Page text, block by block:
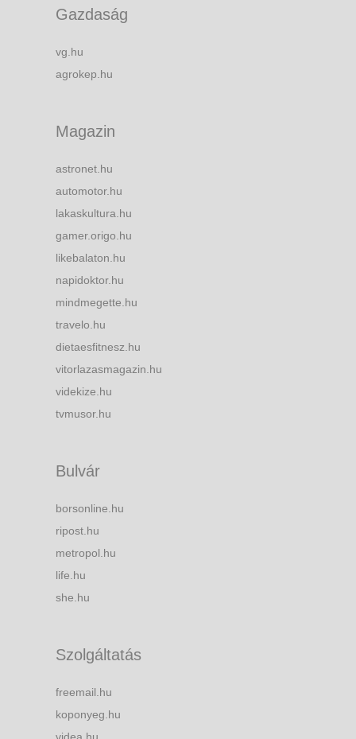
Gazdaság
vg.hu
agrokep.hu
Magazin
astronet.hu
automotor.hu
lakaskultura.hu
gamer.origo.hu
likebalaton.hu
napidoktor.hu
mindmegette.hu
travelo.hu
dietaesfitnesz.hu
vitorlazasmagazin.hu
videkize.hu
tvmusor.hu
Bulvár
borsonline.hu
ripost.hu
metropol.hu
life.hu
she.hu
Szolgáltatás
freemail.hu
koponyeg.hu